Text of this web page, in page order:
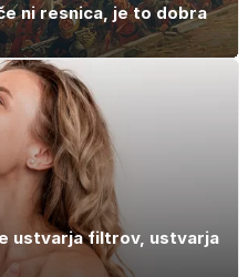
ni resnica, je to dobra
ustvarja filtrov, ustvarja